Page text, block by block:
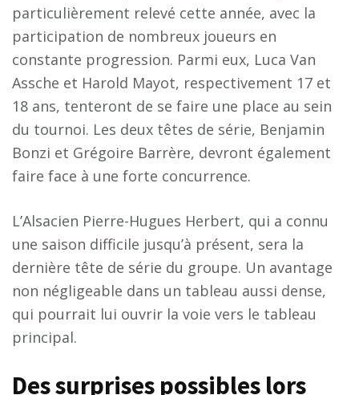
particulièrement relevé cette année, avec la
participation de nombreux joueurs en
constante progression. Parmi eux, Luca Van
Assche et Harold Mayot, respectivement 17 et
18 ans, tenteront de se faire une place au sein
du tournoi. Les deux têtes de série, Benjamin
Bonzi et Grégoire Barrère, devront également
faire face à une forte concurrence.
L’Alsacien Pierre-Hugues Herbert, qui a connu
une saison difficile jusqu’à présent, sera la
dernière tête de série du groupe. Un avantage
non négligeable dans un tableau aussi dense,
qui pourrait lui ouvrir la voie vers le tableau
principal.
Des surprises possibles lors